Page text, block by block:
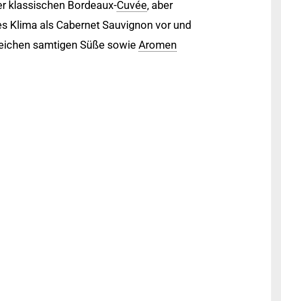
klassischen Bordeaux-Cuvée, aber
Klima als Cabernet Sauvignon vor und
samtigen Süße sowie Aromen